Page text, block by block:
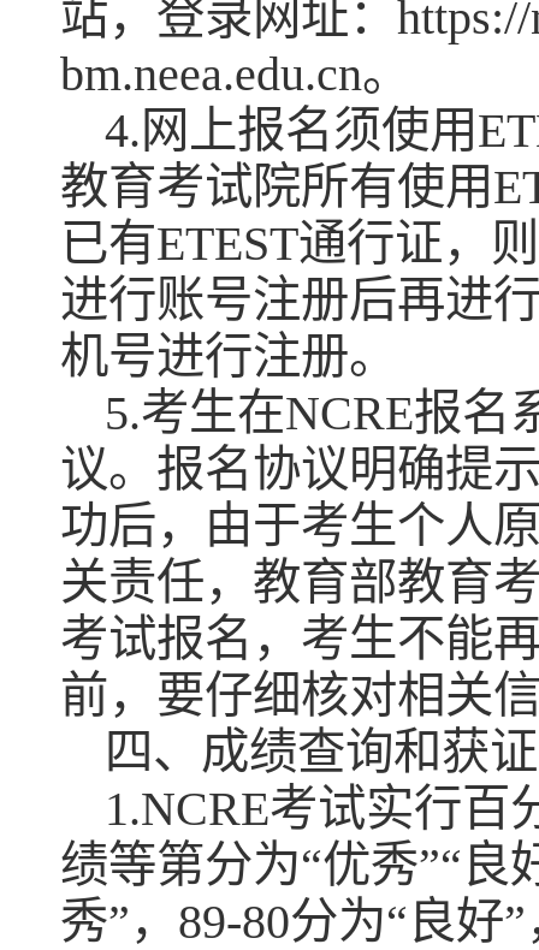
站，登录网址：https://
bm.neea.edu.cn。
4.网上报名须使用
教育考试院所有使用
已有ETEST通行证，
进行账号注册后再进
机号进行注册。
5.考生在NCRE报名
议。报名协议明确提
功后，由于考生个人
关责任，教育部教育
考试报名，考生不能
前，要仔细核对相关
四、成绩查询和获
1.NCRE考试实行
绩等第分为“优秀”“良
秀”，89-80分为“良好